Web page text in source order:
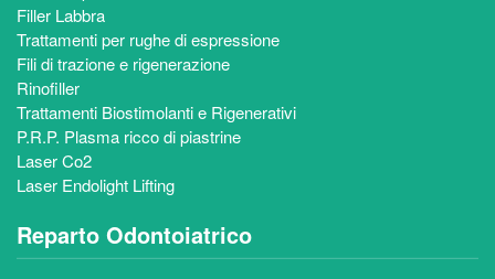
Filler Labbra
Trattamenti per rughe di espressione
Fili di trazione e rigenerazione
Rinofiller
Trattamenti Biostimolanti e Rigenerativi
P.R.P. Plasma ricco di piastrine
Laser Co2
Laser Endolight Lifting
Reparto Odontoiatrico